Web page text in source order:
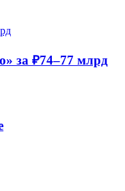
за ₽74–77 млрд